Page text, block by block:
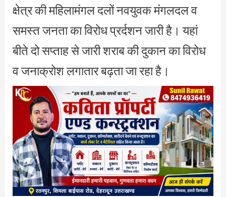
क्षेत्र की महिलामंगल दलों नवयुवक मंगलदल व
समस्त जनता का विरोध प्रर्दशन जारी है। यहां
बीते दो सप्ताह से जारी शराब की दुकान का विरोध
व जनाक्रोश लगातार बढ़ता जा रहा है।